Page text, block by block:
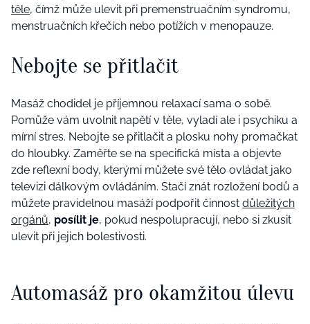
těle, čímž může ulevit při premenstruačním syndromu,
menstruačních křečích nebo potížích v menopauze.
Nebojte se přitlačit
Masáž chodidel je příjemnou relaxací sama o sobě.
Pomůže vám uvolnit napětí v těle, vyladí ale i psychiku a
mírní stres. Nebojte se přitlačit a plosku nohy promačkat
do hloubky. Zaměřte se na specifická místa a objevte
zde reflexní body, kterými můžete své tělo ovládat jako
televizi dálkovým ovládáním. Stačí znát rozložení bodů a
můžete pravidelnou masáží podpořit činnost důležitých
orgánů, posílit je, pokud nespolupracují, nebo si zkusit
ulevit při jejich bolestivosti.
Automasáž pro okamžitou úlevu